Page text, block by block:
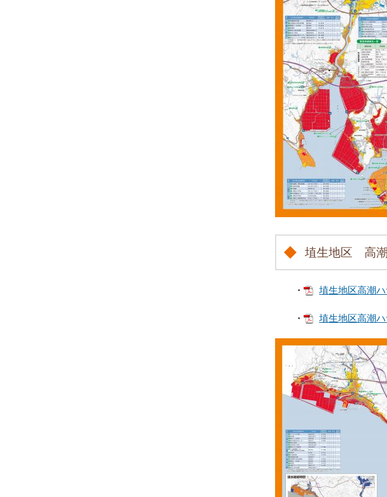
埴生地区 高
・ 埴生地区高潮
・ 埴生地区高潮